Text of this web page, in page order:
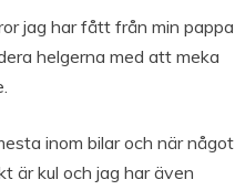
jag har fått från min pappa
helgerna med att meka
inom bilar och när något
är kul och jag har även